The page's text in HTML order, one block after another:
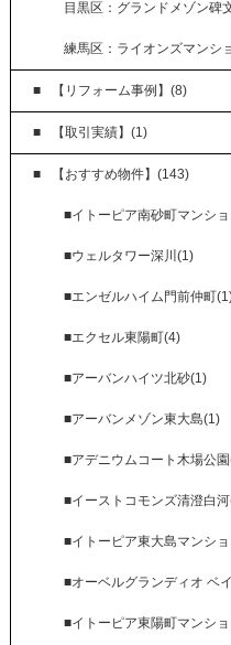
目黒区：グランドメゾン碑
練馬区：ライオンズマンシ
【リフォーム事例】(8)
【取引実績】(1)
【おすすめ物件】(143)
■イトーピア南砂町マンシ
■ウェルタワー深川(1)
■エンゼルハイム門前仲町
■エクセル東陽町(4)
■アーバンハイツ北砂(1)
■アーバンメゾン東大島(1)
■アデニウムコート木場公
■イーストコモンズ清澄白
■イトーピア東大島マンシ
■オーベルグランディオ ベ
■イトーピア東陽町マンシ